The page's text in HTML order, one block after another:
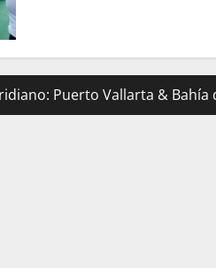
Puerto Vallarta & Bahía